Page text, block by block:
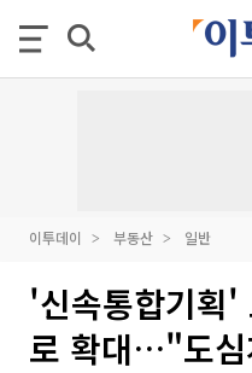
이투데이 부동산 일반
'신속통합기획'
로 확대…"도